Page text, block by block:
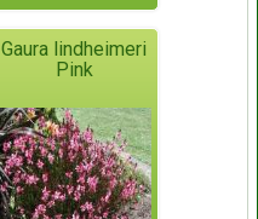
Gaura lindheimeri
Pink